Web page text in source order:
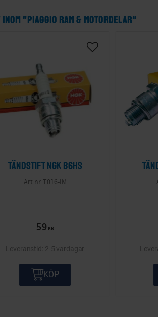
INOM "PIAGGIO RAM & MOTORDELAR"
Tändstift NGK B6HS
T016-IM
59 KR
2-5 vardagar
KÖP